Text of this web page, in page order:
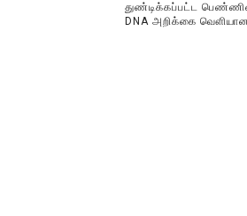
துண்டிக்கப்பட்ட
DNA அறிக்கை